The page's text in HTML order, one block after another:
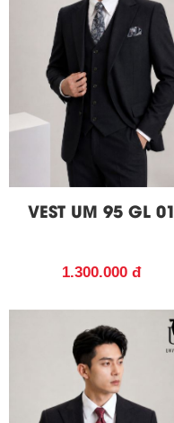
VEST UM 95 GL 01
1.300.000 đ